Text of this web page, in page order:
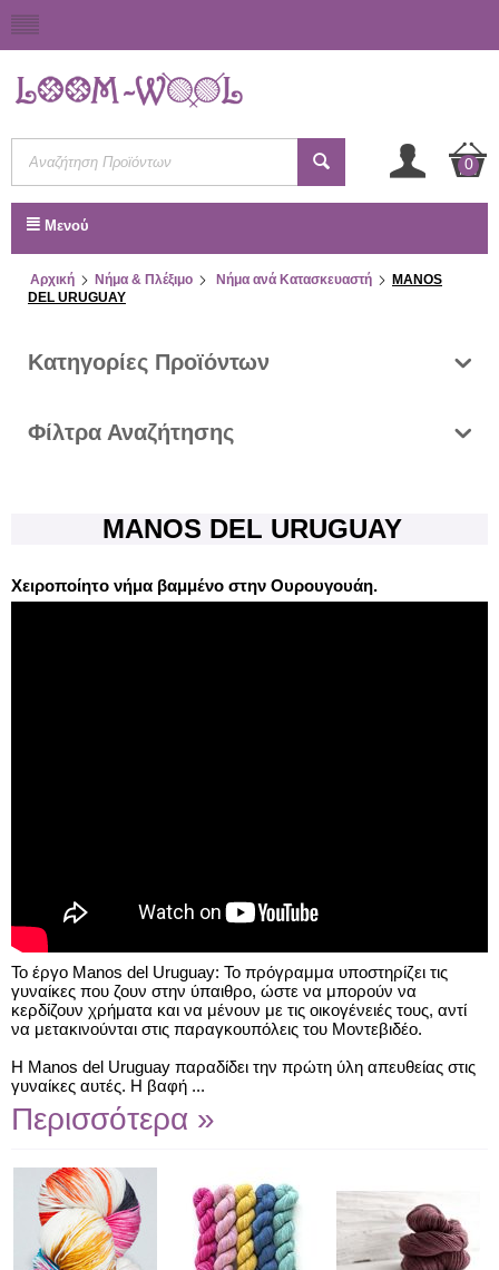
0
Μενού
Αρχική Νήμα & Πλέξιμο Νήμα ανά Κατασκευαστή
MANOS
DEL URUGUAY
Κατηγορίες Προϊόντων
Φίλτρα Αναζήτησης
MANOS DEL URUGUAY
Χειροποίητο νήμα βαμμένο στην Ουρουγουάη.
Το έργο Manos del Uruguay: Το πρόγραμμα υποστηρίζει τις
γυναίκες που ζουν στην ύπαιθρο, ώστε να μπορούν να
κερδίζουν χρήματα και να μένουν με τις οικογένειές τους, αντί
να μετακινούνται στις παραγκουπόλεις του Μοντεβιδέο.
Η Manos del Uruguay παραδίδει την πρώτη ύλη απευθείας στις
γυναίκες αυτές. Η βαφή ...
Περισσότερα »